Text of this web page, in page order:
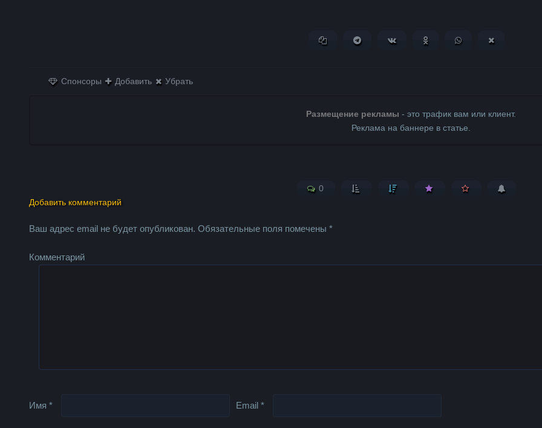
Копировать ссылкуПоделиться в Telegram
Поделиться ВКонтакте
Поделиться вПоделиться в
Спонсоры Добавить Убрать
Размещение рекламы - это трафик вам или клиент.
Реклама на баннере в статье.
0
Добавить комментарий
Ваш адрес email не будет опубликован. Обязательные поля помечены*
Комментарий
Имя* Email*